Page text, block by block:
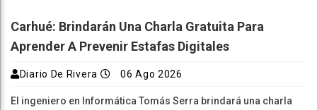
Carhué: Brindarán Una Charla Gratuita Para
Aprender A Prevenir Estafas Digitales
Diario De Rivera 06 Ago 2026
El ingeniero en Informática Tomás Serra brindará una charla